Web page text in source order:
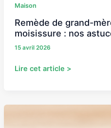
Maison
Remède de grand-
moisissure : nos
15 avril 2026
naturelles
Lire cet article >